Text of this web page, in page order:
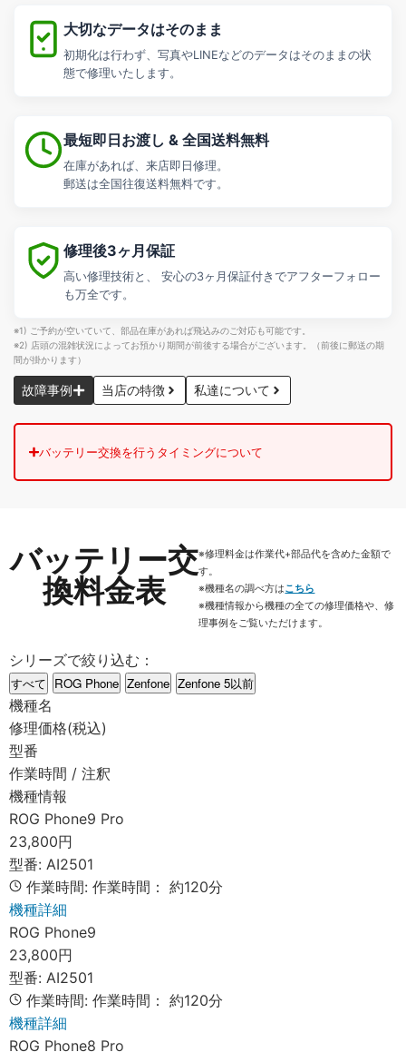
大切なデータはそのまま
初期化は行わず、写真やLINEなどのデータはそのままの状
態で修理いたします。
最短即日お渡し & 全国送料無料
在庫があれば、来店即日修理。
郵送は全国往復送料無料です。
修理後3ヶ月保証
高い修理技術と、 安心の3ヶ月保証付きでアフターフォロー
も万全です。
※1) ご予約が空いていて、部品在庫があれば飛込みのご対応も可能です。
※2) 店頭の混雑状況によってお預かり期間が前後する場合がございます。（前後に郵送の期
間が掛かります）
故障事例 当店の特徴 私達について
バッテリー交換を行うタイミングについて
バッテリー交
換料金表
※修理料金は作業代+部品代を含めた金額で
す。
※機種名の調べ方はこちら
※機種情報から機種の全ての修理価格や、修
理事例をご覧いただけます。
シリーズで絞り込む：
すべて ROG Phone Zenfone Zenfone 5以前
機種名
修理価格(税込)
型番
作業時間 / 注釈
機種情報
ROG Phone9 Pro
23,800円
型番: AI2501
作業時間: 作業時間： 約120分
機種詳細
ROG Phone9
23,800円
型番: AI2501
作業時間: 作業時間： 約120分
機種詳細
ROG Phone8 Pro